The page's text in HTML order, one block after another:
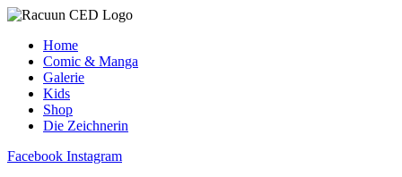
Home
Comic & Manga
Galerie
Kids
Shop
Die Zeichnerin
Facebook Instagram